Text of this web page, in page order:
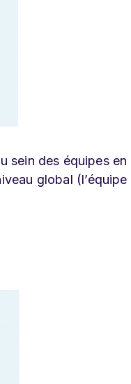
sein des équipes
global